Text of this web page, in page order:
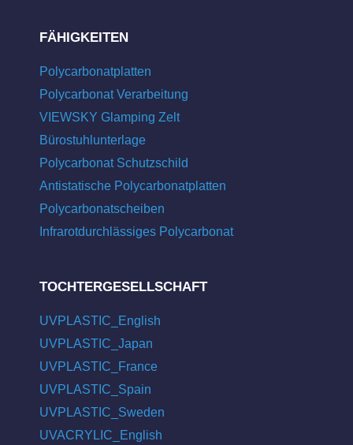
FÄHIGKEITEN
Polycarbonatplatten
Polycarbonat Verarbeitung
VIEWSKY Glamping Zelt
Bürostuhlunterlage
Polycarbonat Schutzschild
Antistatische Polycarbonatplatten
Polycarbonatscheiben
Infrarotdurchlässiges Polycarbonat
TOCHTERGESELLSCHAFT
UVPLASTIC_English
UVPLASTIC_Japan
UVPLASTIC_France
UVPLASTIC_Spain
UVPLASTIC_Sweden
UVACRYLIC_English